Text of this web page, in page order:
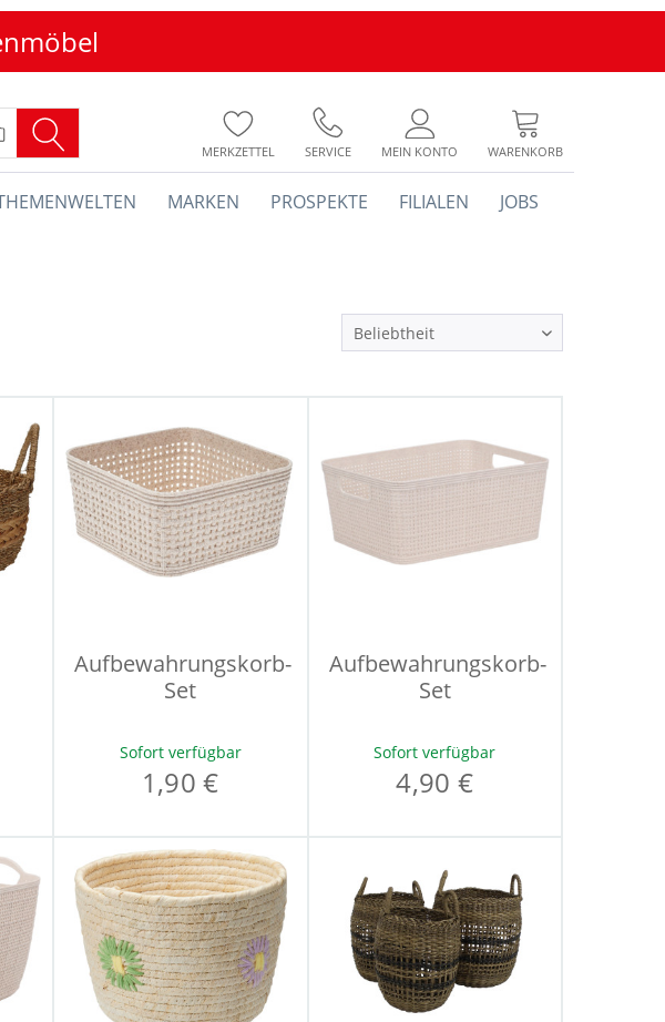
MERKZETTEL SERVICE MEIN KONTO WARENKORB
MARKEN PROSPEKTE FILIALEN JOBS
Aufbewahrungskorb-
Set
Sofort verfügbar
1,90 €
Aufbewahrungskorb-
Set
Sofort verfügbar
4,90 €